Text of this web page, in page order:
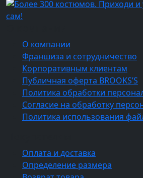
О компании
Франшиза и сотрудничество
Корпоративным клиентам
Публичная оферта BROOKS’S
Политика обработки
Согласие на обработку
Политика использования
Оплата и доставка
Определение размера